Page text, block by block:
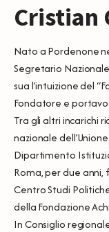
Cristian
Nato a Pordenone
Segretario
sua l’intuizione del
Fondatore e
Tra gli altri incarichi
nazionale
Dipartimento
Roma, per due anni,
Centro Studi
della Fondazione
In Consiglio